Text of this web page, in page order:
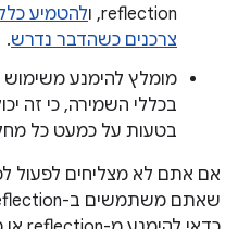
reflection, ו
להטמיע
צרכנים כשהדבר נדרש.
מומלץ להימנע משימוש
בכללי השמירה, כי זה
בטעות על כמעט כל
אם אתם לא מצליחים לפעול